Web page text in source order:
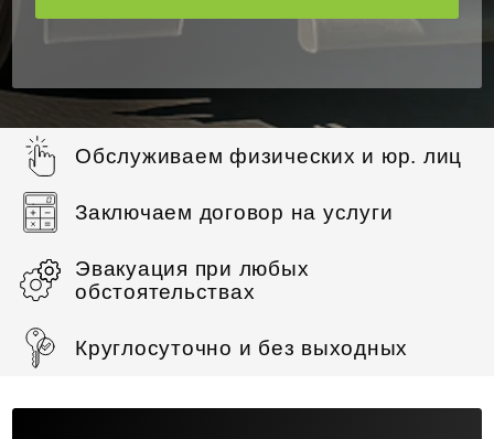
Обслуживаем физических и юр. лиц
Заключаем договор на услуги
Эвакуация при любых
обстоятельствах
Круглосуточно и без выходных